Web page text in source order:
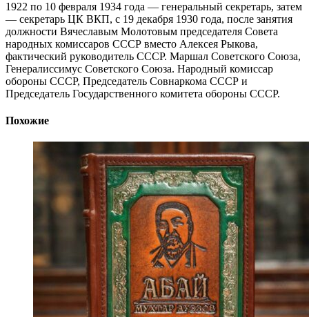
1922 по 10 февраля 1934 года — генеральный секретарь, затем
— секретарь ЦК ВКП, с 19 декабря 1930 года, после занятия
должности Вячеславым Молотовым председателя Совета
народных комиссаров СССР вместо Алексея Рыкова,
фактический руководитель СССР. Маршал Советского Союза,
Генералиссимус Советского Союза. Народный комиссар
обороны СССР, Председатель Совнаркома СССР и
Председатель Государственного комитета обороны СССР.
Похожие